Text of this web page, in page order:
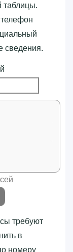
таблицы.
сведения.
требуют
в
номеру